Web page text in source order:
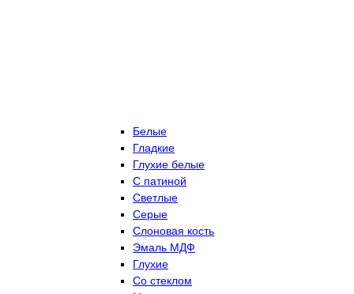
Белые
Гладкие
Глухие белые
С патиной
Светлые
Серые
Слоновая кость
Эмаль МДФ
Глухие
Со стеклом